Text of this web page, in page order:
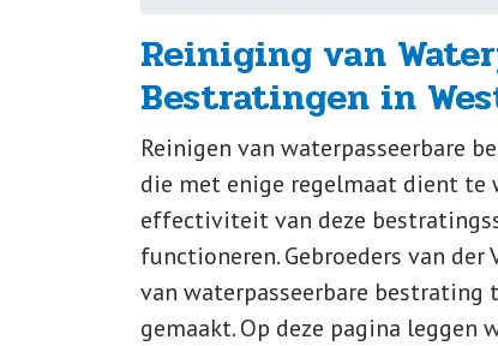
Reiniging van
Bestratingen in
Reinigen van waterpasseerbare
die met enige regelmaat dient te
effectiviteit van deze
functioneren. Gebroeders van
van waterpasseerbare bestrating
gemaakt. Op deze pagina